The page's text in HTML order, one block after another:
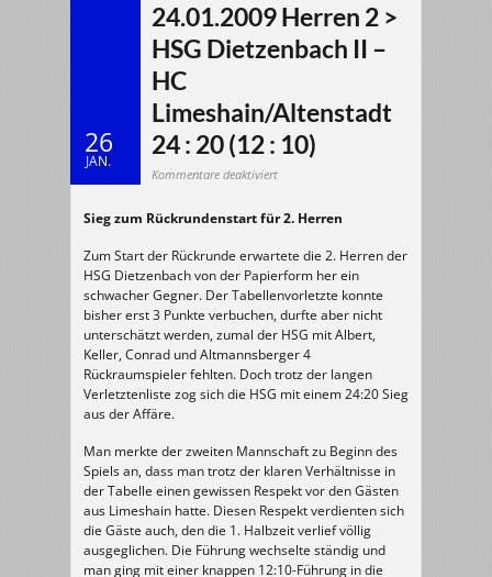
26
JAN.
24.01.2009 Herren 2 >
HSG Dietzenbach II –
HC
Limeshain/Altenstadt
24 : 20 (12 : 10)
Kommentare deaktiviertfür
>
HSG
II
–
HC
Limeshain/Altenstadt
24
:
20
(12
:
10)
Sieg zum Rückrundenstart für 2. Herren
Zum Start der Rückrunde erwartete die 2. Herren der
HSG Dietzenbach von der Papierform her ein
schwacher Gegner. Der Tabellenvorletzte konnte
bisher erst 3 Punkte verbuchen, durfte aber nicht
unterschätzt werden, zumal der HSG mit Albert,
Keller, Conrad und Altmannsberger 4
Rückraumspieler fehlten. Doch trotz der langen
Verletztenliste zog sich die HSG mit einem 24:20 Sieg
aus der Affäre.
Man merkte der zweiten Mannschaft zu Beginn des
Spiels an, dass man trotz der klaren Verhältnisse in
der Tabelle einen gewissen Respekt vor den Gästen
aus Limeshain hatte. Diesen Respekt verdienten sich
die Gäste auch, den die 1. Halbzeit verlief völlig
ausgeglichen. Die Führung wechselte ständig und
man ging mit einer knappen 12:10-Führung in die